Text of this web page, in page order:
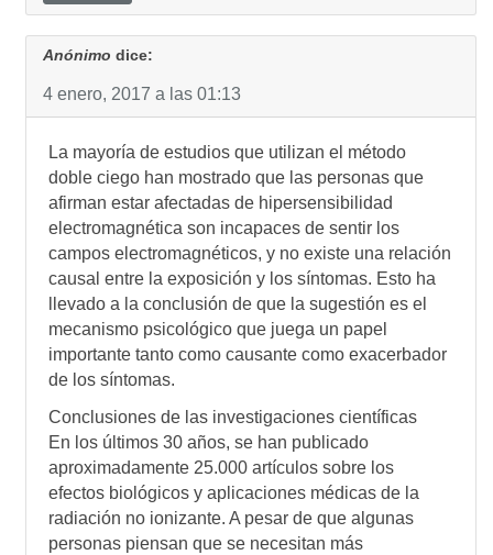
Anónimo dice:
4 enero, 2017 a las 01:13
La mayorí­a de estudios que utilizan el método
doble ciego han mostrado que las personas que
afirman estar afectadas de hipersensibilidad
electromagnética son incapaces de sentir los
campos electromagnéticos, y no existe una relación
causal entre la exposición y los sí­ntomas. Esto ha
llevado a la conclusión de que la sugestión es el
mecanismo psicológico que juega un papel
importante tanto como causante como exacerbador
de los sí­ntomas.
Conclusiones de las investigaciones cientí­ficas
En los últimos 30 años, se han publicado
aproximadamente 25.000 artí­culos sobre los
efectos biológicos y aplicaciones médicas de la
radiación no ionizante. A pesar de que algunas
personas piensan que se necesitan más